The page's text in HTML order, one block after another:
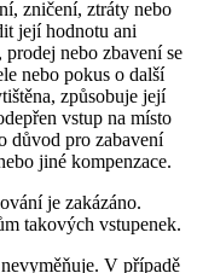
zničení, ztráty nebo
její hodnotu ani
nebo zbavení se
nebo pokus o další
způsobuje její
vstup na místo
důvod pro zabavení
jiné kompenzace.
je zakázáno.
takových vstupenek.
V případě